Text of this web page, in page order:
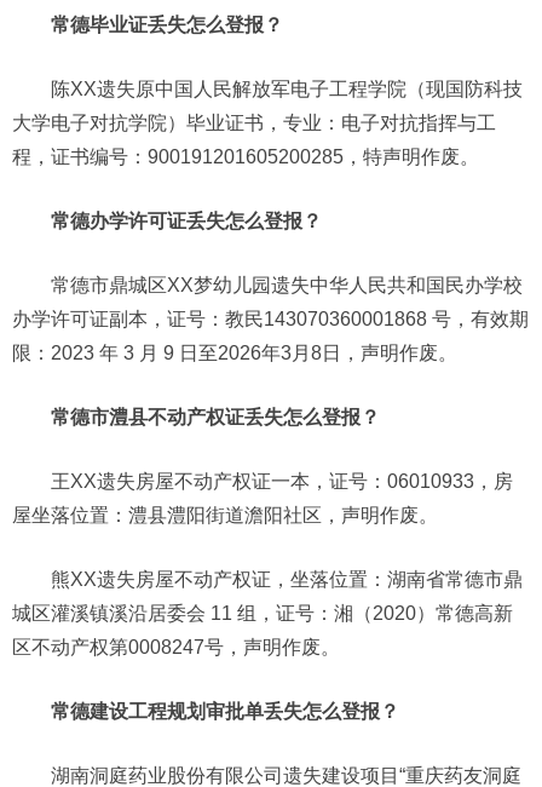
常德毕业证丢失怎么登报？
陈XX遗失原中国人民解放军电子工程学院（现国防科技
大学电子对抗学院）毕业证书，专业：电子对抗指挥与工
程，证书编号：900191201605200285，特声明作废。
常德办学许可证丢失怎么登报？
常德市鼎城区XX梦幼儿园遗失中华人民共和国民办学校
办学许可证副本，证号：教民143070360001868 号，有效期
限：2023 年 3 月 9 日至2026年3月8日，声明作废。
常德市澧县不动产权证丢失怎么登报？
王XX遗失房屋不动产权证一本，证号：06010933，房
屋坐落位置：澧县澧阳街道澹阳社区，声明作废。
熊XX遗失房屋不动产权证，坐落位置：湖南省常德市鼎
城区灌溪镇溪沿居委会 11 组，证号：湘（2020）常德高新
区不动产权第0008247号，声明作废。
常德建设工程规划审批单丢失怎么登报？
湖南洞庭药业股份有限公司遗失建设项目“重庆药友洞庭